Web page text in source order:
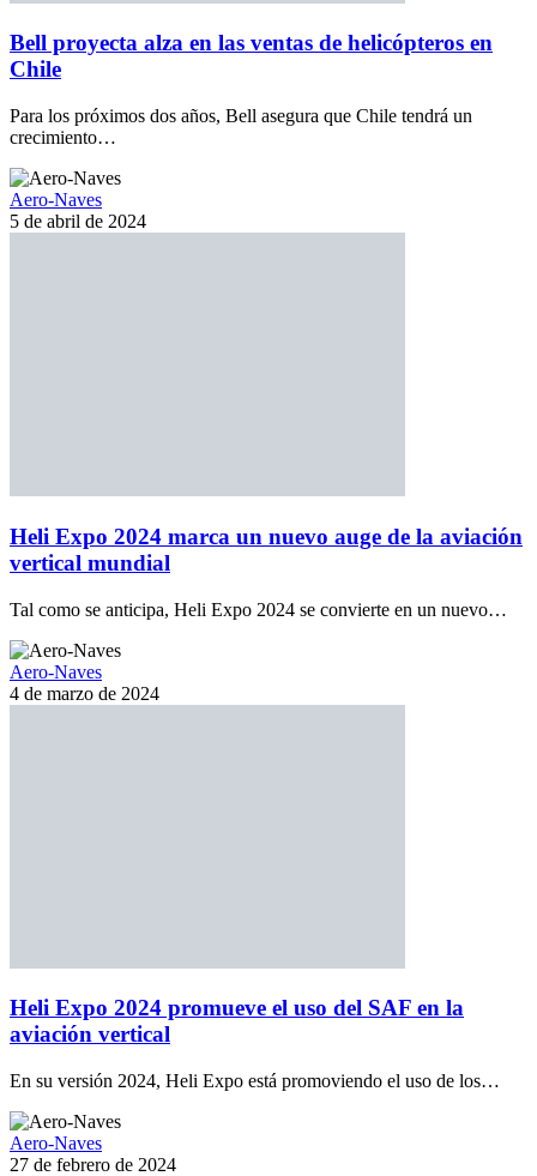
Bell proyecta alza en las ventas de helicópteros en
Chile
Para los próximos dos años, Bell asegura que Chile tendrá un
crecimiento…
Aero-Naves
5 de abril de 2024
Heli Expo 2024 marca un nuevo auge de la aviación
vertical mundial
Tal como se anticipa, Heli Expo 2024 se convierte en un nuevo…
Aero-Naves
4 de marzo de 2024
Heli Expo 2024 promueve el uso del SAF en la
aviación vertical
En su versión 2024, Heli Expo está promoviendo el uso de los…
Aero-Naves
27 de febrero de 2024